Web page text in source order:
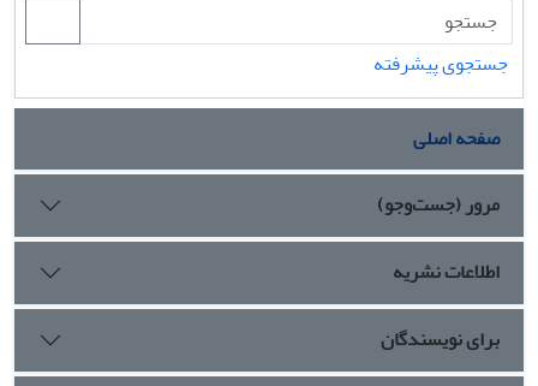
جستجوی پیشرفته
صفحه اصلی
مرور (جست‌وجو)
اطلاعات نشریه
برای نویسندگان